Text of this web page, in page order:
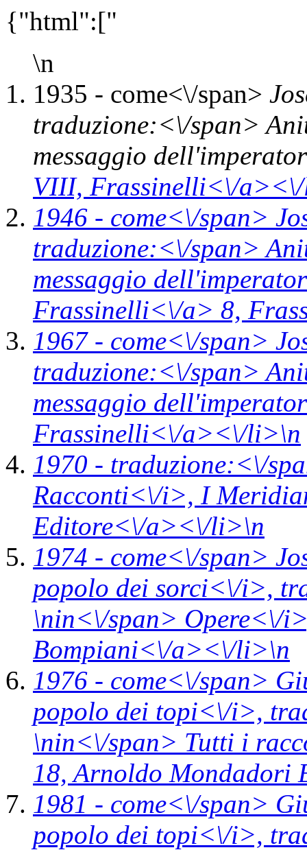
{"html":["
\n
1935 - come<\/span>
traduzione:<\/span>
messaggio
VIII, Frassinelli<\/
1946 - come<\/span>
traduzione:<\/span>
messaggio
Frassinelli<\/a> 8,
1967 - come<\/span>
traduzione:<\/span>
messaggio
Frassinelli<\/a><\/li>\n
1970 - traduzione:<\/
Racconti<\/i>, I
Editore<\/a><\/li>\n
1974 - come<\/span>
popolo dei sorci<\/i>,
\nin<\/span> Opere<\/
Bompiani<\/a><\/li>\n
1976 - come<\/span>
popolo dei topi<\/i>,
\nin<\/span> Tutti i
18,Arnoldo
1981 - come<\/span>
popolo dei topi<\/i>,